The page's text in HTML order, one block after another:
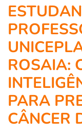
ROSAIA:
PARA
CÂNCER